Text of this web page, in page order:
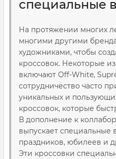
специальные
На протяжении многих
многими другими
художниками, чтобы
кроссовок. Некоторые
включают Off-White,
сотрудничество часто
уникальных и
кроссовок, которые
В дополнение к
выпускает специальные
праздников, юбилеев и
Эти кроссовки